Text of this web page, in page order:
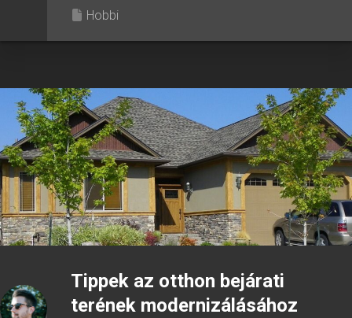
Hobbi
Tippek az otthon bejárati
terének modernizálásához